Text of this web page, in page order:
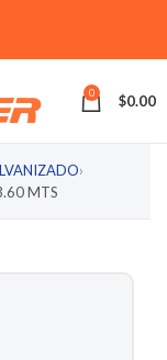
0 $0.00
›
MTS